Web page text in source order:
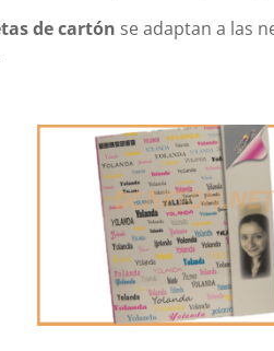
de cartón se adaptan a las